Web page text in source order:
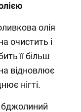
олія
очистить і
її більш
відновлює
нігті.
бджолиний